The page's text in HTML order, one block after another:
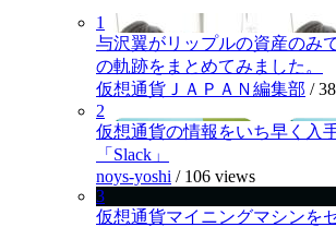
1
与沢翼がリップルの資産のみ
の軌跡をまとめてみました。
仮想通貨ＪＡＰＡＮ編集部 /
2
仮想通貨の情報をいち早く入
「Slack」
noys-yoshi / 106 views
3
仮想通貨マイニングマシンを